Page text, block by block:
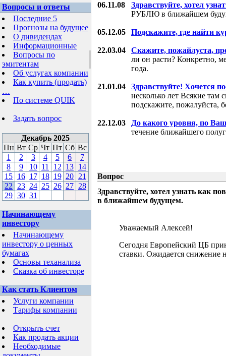
Вопросы и ответы
Последние 5
Прогнозы на будущее
О дивидендах
Информационные
Вопросы по
эмитентам
Об услугах компании
Как купить (продать)
…
По системе QUIK
Задать вопрос
Декабрь 2025
Пн Вт Ср Чт Пт Сб Вс
1
2 3 4 5 6
7
8
9 10 11 12 13 14
15 16 17 18 19 20 21
22
23 24 25 26 27 28
29 30 31
Начинающему
инвестору
Начинающему
инвестору о ценных
бумагах
Основы теханализа
Сказка об инвесторе
Как стать Клиентом
Услуги компании
Тарифы компании
Открыть счет
Как продать акции
Необходимые
06.11.08 Здравствуйте, хотел
РУБЛЮ в ближайшем
05.12.05 Подскажите, где найти
22.03.04
Скажите, пожайлуста,
ли он расти? Конкретно,
года.
21.01.04
Здравствуйте! Хочется
несколько лет Всякие там
подскажите, пожалуйста,
22.12.03
До какого уровня, по
течение ближайшего
Вопрос
Здравствуйте, хотел узнать как
в ближайшем будущем.
Уважаемый Алексей!
Сегодня Европейский ЦБ
ставки. Ожидается снижение